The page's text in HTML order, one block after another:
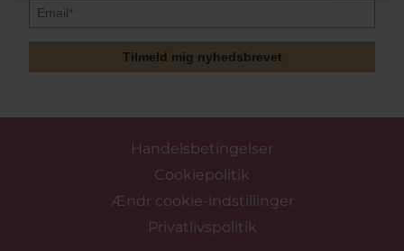
Tilmeld mig nyhedsbrevet
Handelsbetingelser
Cookiepolitik
Ændr cookie-indstillinger
Privatlivspolitik